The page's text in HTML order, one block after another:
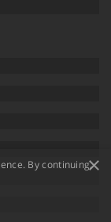
×
By continuing,